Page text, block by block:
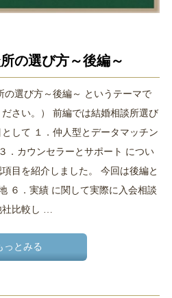
の選び方～後編～
の選び方～後編～ というテーマで
さい。） 前編では結婚相談所選び
して １．仲人型とデータマッチン
．カウンセラーとサポート につい
目を紹介しました。 今回は後編と
６．実績 に関して実際に入会相談
比較し …
っとみる